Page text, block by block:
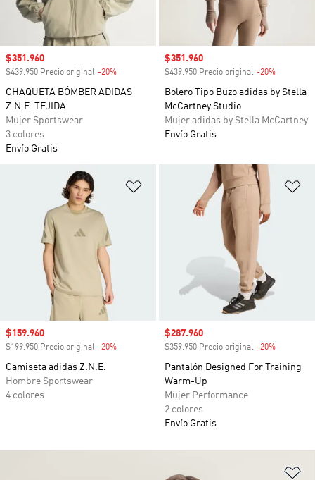
Precio de venta
$351.960
$439.950 Precio original -20%
CHAQUETA BÓMBER ADIDAS
Z.N.E. TEJIDA
Mujer Sportswear
3 colores
Envío Gratis
Precio de venta
$351.960
$439.950 Precio original -20%
Bolero Tipo Buzo adidas by Stella
McCartney Studio
Mujer adidas by Stella McCartney
Envío Gratis
Añadir a la lista de deseos
Precio de venta
$159.960
$199.950 Precio original -20%
Camiseta adidas Z.N.E.
Hombre Sportswear
4 colores
Precio de venta
$287.960
$359.950 Precio original -20%
Pantalón Designed For Training
Warm-Up
Mujer Performance
2 colores
Envío Gratis